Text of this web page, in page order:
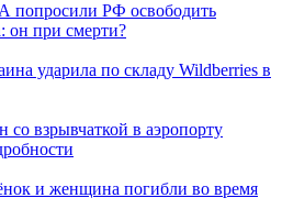
РФ освободить
он при смерти?
ударила по складу Wildberries в
со взрывчаткой в аэропорту
и женщина погибли во время